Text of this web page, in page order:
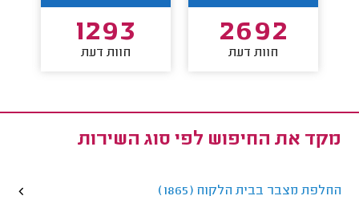
2692
חוות דעת
1293
חוות דעת
מקד את החיפוש לפי סוג השירות
החלפת מצבר בבית הלקוח (1865)